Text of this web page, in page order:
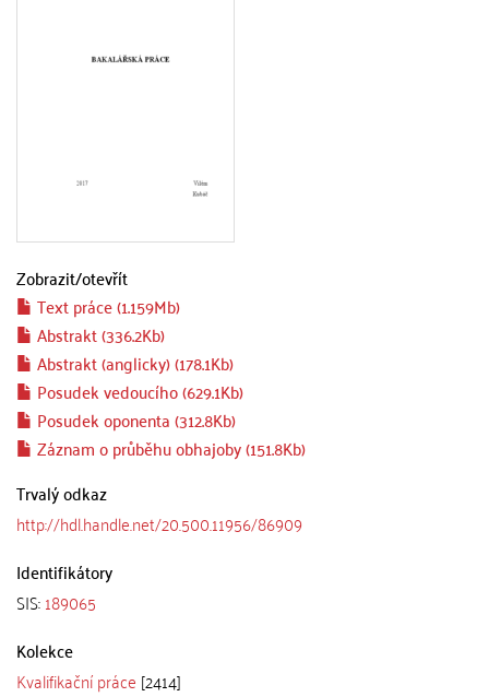
Zobrazit/otevřít
Text práce (1.159Mb)
Abstrakt (336.2Kb)
Abstrakt (anglicky) (178.1Kb)
Posudek vedoucího (629.1Kb)
Posudek oponenta (312.8Kb)
Záznam o průběhu obhajoby (151.8Kb)
Trvalý odkaz
http://hdl.handle.net/20.500.11956/86909
Identifikátory
SIS:189065
Kolekce
Kvalifikační práce [2414]